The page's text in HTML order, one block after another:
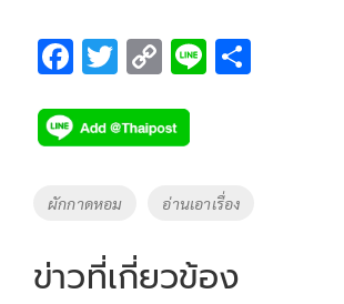
F
e
b
o
k
T
tt
er
C
p
y
Li
k
Li
Tags
ผักกาดหอม อ่านเอาเรื่อง
ข่าวที่เกี่ยวข้อง